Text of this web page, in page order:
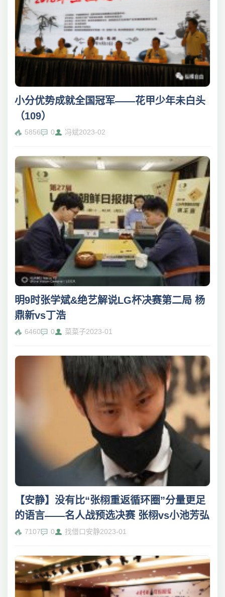
小分优势成就全国冠军——花甲少年未白头
（109）
5856 0 冯斌2023-02
明9时张学斌&绝艺解说LG杯决赛第二局 杨
鼎新vs丁浩
6460 0 菜菜子2023-01
【安静】没有比“张栩重返循环圈”分量更足
的语言——名人战预选决赛 张栩vs小池芳弘
7107 0 找借口安静2023-01